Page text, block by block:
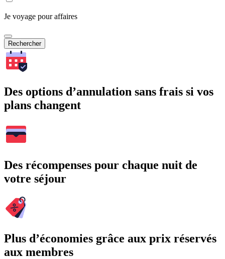
Je voyage pour affaires
Rechercher
Des options d’annulation sans frais si vos
plans changent
Des récompenses pour chaque nuit de
votre séjour
Plus d’économies grâce aux prix réservés
aux membres